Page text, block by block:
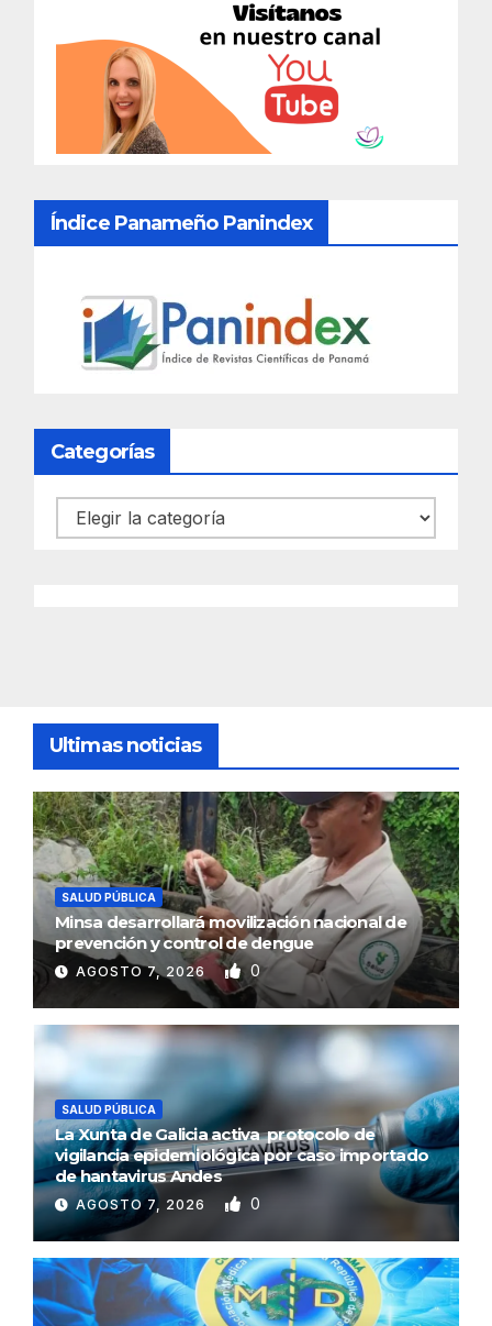
Índice Panameño Panindex
Categorías
Categorías
Ultimas noticias
SALUD PÚBLICA
Minsa desarrollará movilización nacional de
prevención y control de dengue
AGOSTO 7, 2026 0
SALUD PÚBLICA
La Xunta de Galicia activa protocolo de
vigilancia epidemiológica por caso importado
de hantavirus Andes
AGOSTO 7, 2026 0